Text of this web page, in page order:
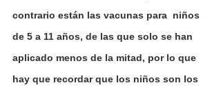
contrario están las vacunas para  niños
de 5 a 11 años, de las que solo se han
aplicado menos de la mitad, por lo que
hay que recordar que los niños son los